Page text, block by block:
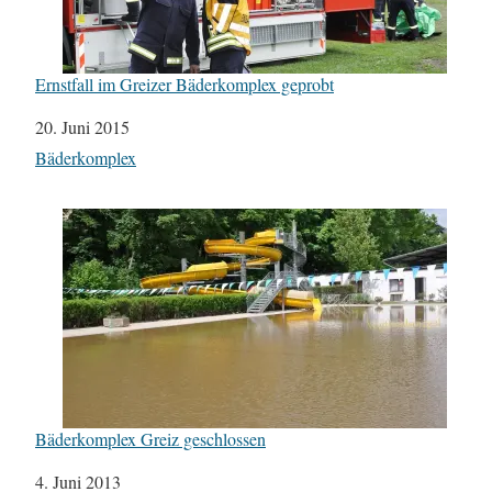
Ernstfall im Greizer Bäderkomplex geprobt
Datum
20. Juni 2015
In Bezug auf
Bäderkomplex
Bäderkomplex Greiz geschlossen
Datum
4. Juni 2013